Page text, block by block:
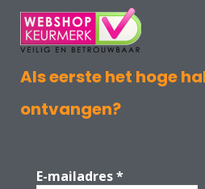
Als eerste het hoge
ontvangen?
E-mailadres*